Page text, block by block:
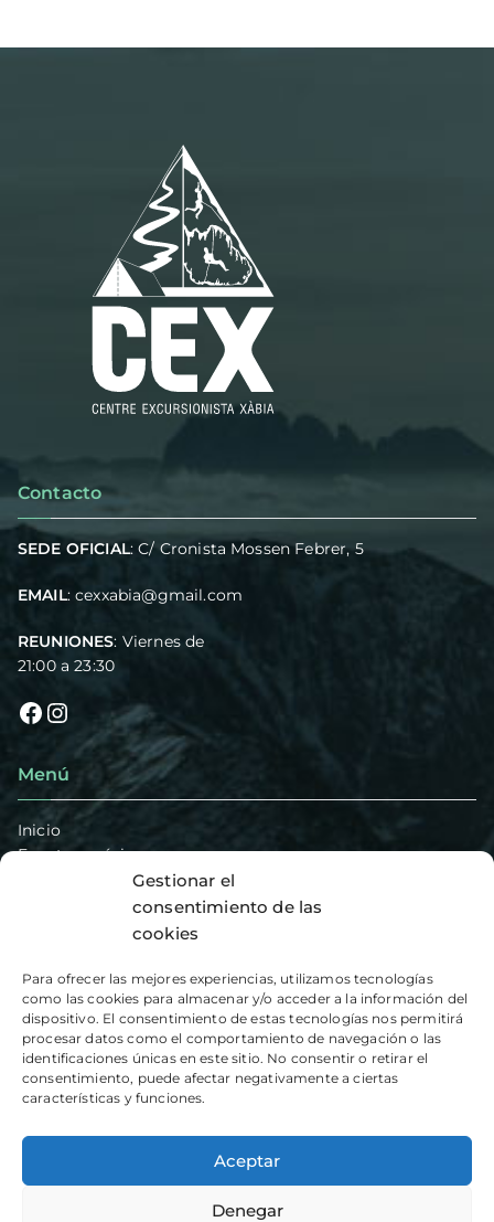
Gestionar el
consentimiento de las
cookies
Para ofrecer las mejores experiencias, utilizamos tecnologías
como las cookies para almacenar y/o acceder a la información del
dispositivo. El consentimiento de estas tecnologías nos permitirá
procesar datos como el comportamiento de navegación o las
identificaciones únicas en este sitio. No consentir o retirar el
consentimiento, puede afectar negativamente a ciertas
características y funciones.
Aceptar
Denegar
Contacto
SEDE OFICIAL: C/ Cronista Mossen Febrer, 5
EMAIL:cexxabia@gmail.com
REUNIONES: Viernes de
21:00 a 23:30
Menú
Inicio
Eventos próximos
Presentación e historia
Ambolo – Vias de escalada
Hazte socio
Contacto
Artículos recientes
Barranco Mala Espina o Llidoners